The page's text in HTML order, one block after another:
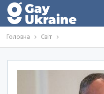
Головна Світ